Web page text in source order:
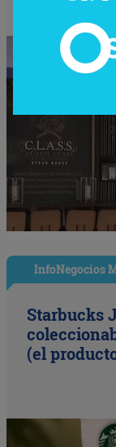
InfoNegocios
Starbucks
(el